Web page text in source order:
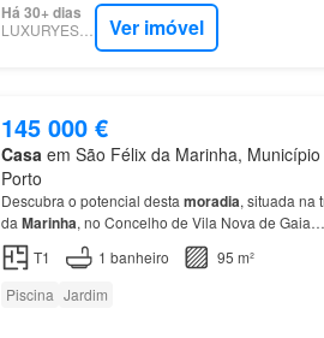
Há 30+ dias
LUXURYESTATE Ver imóvel
145 000 €
Casa em São Félix da Marinha,
Porto
Descubra o potencial desta moradia, situada na
da Marinha, no Concelho de Vila Nova de Gaia…
T1
1 banheiro
95 m²
Piscina Jardim